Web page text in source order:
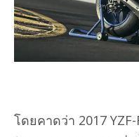
โดยคาดว่า 2017